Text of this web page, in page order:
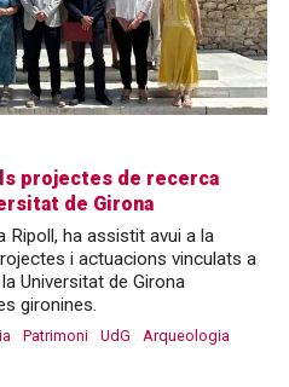
projectes de recerca
de Girona
Ripoll, ha assistit avui a la
i actuacions vinculats a
Universitat de Girona
gironines.
Patrimoni UdG Arqueologia